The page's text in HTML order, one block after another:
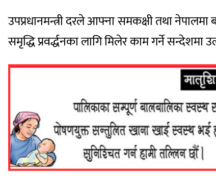
उपप्रधानमन्त्री दरले आफ्ना समकक्षी तथा नेपालमा
समृद्धि प्रवर्द्धनका लागि मिलेर काम गर्ने